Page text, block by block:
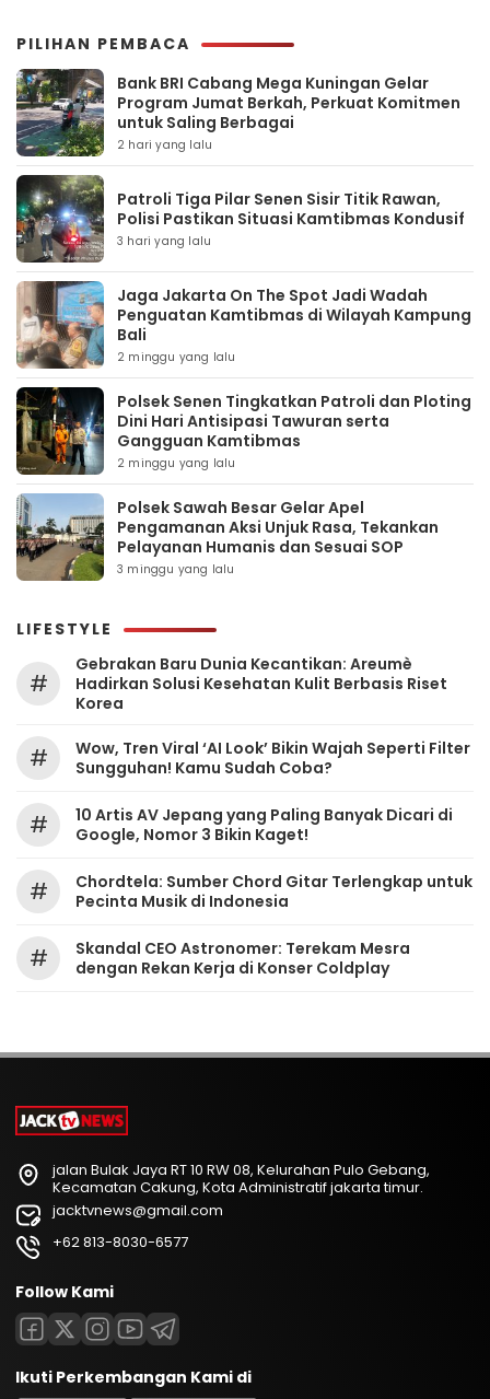
PILIHAN PEMBACA
Bank BRI Cabang Mega Kuningan Gelar
Program Jumat Berkah, Perkuat Komitmen
untuk Saling Berbagai
2 hari yang lalu
Patroli Tiga Pilar Senen Sisir Titik Rawan,
Polisi Pastikan Situasi Kamtibmas Kondusif
3 hari yang lalu
Jaga Jakarta On The Spot Jadi Wadah
Penguatan Kamtibmas di Wilayah Kampung
Bali
2 minggu yang lalu
Polsek Senen Tingkatkan Patroli dan Ploting
Dini Hari Antisipasi Tawuran serta
Gangguan Kamtibmas
2 minggu yang lalu
Polsek Sawah Besar Gelar Apel
Pengamanan Aksi Unjuk Rasa, Tekankan
Pelayanan Humanis dan Sesuai SOP
3 minggu yang lalu
LIFESTYLE
#
Gebrakan Baru Dunia Kecantikan: Areumè
Hadirkan Solusi Kesehatan Kulit Berbasis Riset
Korea
#
Wow, Tren Viral ‘AI Look’ Bikin Wajah Seperti Filter
Sungguhan! Kamu Sudah Coba?
#
10 Artis AV Jepang yang Paling Banyak Dicari di
Google, Nomor 3 Bikin Kaget!
#
Chordtela: Sumber Chord Gitar Terlengkap untuk
Pecinta Musik di Indonesia
#
Skandal CEO Astronomer: Terekam Mesra
dengan Rekan Kerja di Konser Coldplay
jalan Bulak Jaya RT 10 RW 08, Kelurahan Pulo Gebang,
Kecamatan Cakung, Kota Administratif jakarta timur.
jacktvnews@gmail.com
+62 813-8030-6577
Follow Kami
Ikuti Perkembangan Kami di